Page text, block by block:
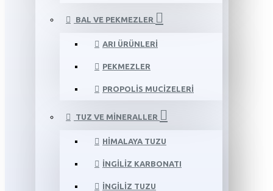
BAL VE PEKMEZLER
ARI ÜRÜNLERI
PEKMEZLER
PROPOLIS MUCIZELERI
TUZ VE MINERALLER
HIMALAYA TUZU
İNGILIZ KARBONATI
İNGILIZ TUZU